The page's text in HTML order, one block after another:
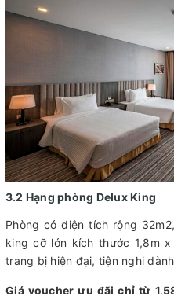
3.2 Hạng phòng Delux King
Phòng có diện tích rộng
king cỡ lớn kích thước 1,8m
trang bị hiện đại, tiện nghi
Giá voucher ưu đãi chỉ từ